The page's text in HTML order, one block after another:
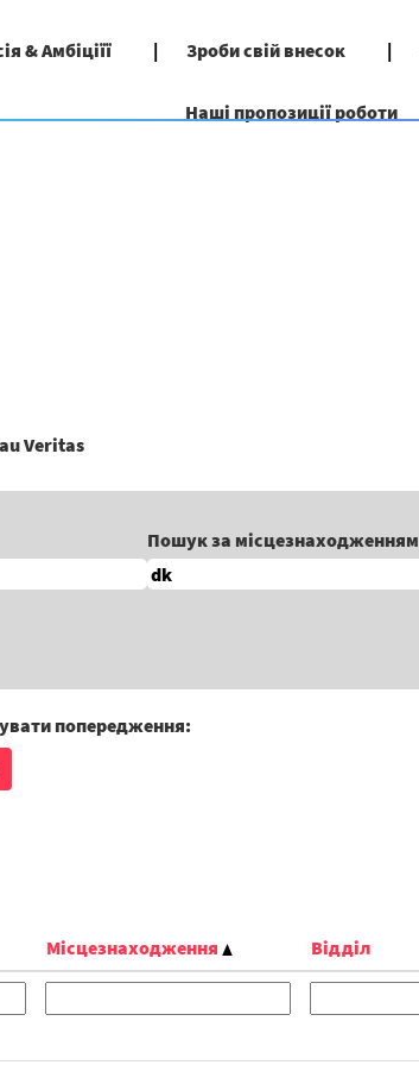
& Амбіціїї Зроби свій внесок
Наші пропозиції роботи
Veritas(поточна
Пошук за місцезнаходженням
попередження:
Місцезнаходження Відділ